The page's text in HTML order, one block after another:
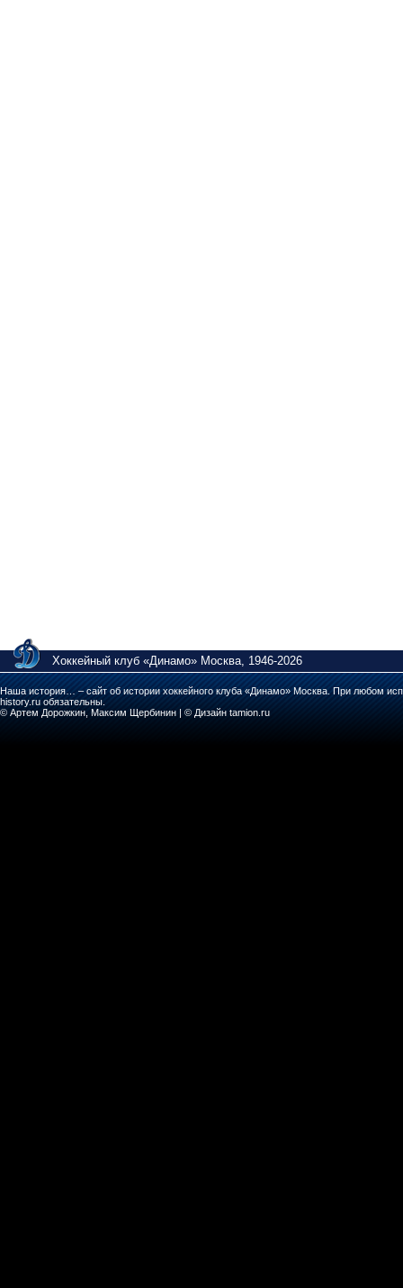
Хоккейный клуб «Динамо» Москва, 1946-2026
Наша история… – сайт об истории хоккейного клуба «Динамо» Москва. При любом
history.ru обязательны.
© Артем Дорожкин, Максим Щербинин | © Дизайн tamion.ru